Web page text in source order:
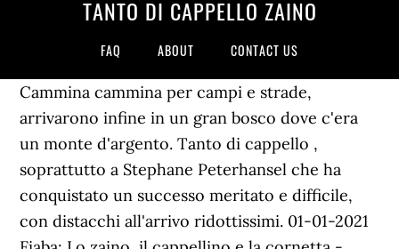
TANTO DI CAPPELLO ZAINO
FAQ ABOUT CONTACT US
Cammina cammina per campi e strade,
arrivarono infine in un gran bosco dove c'era
un monte d'argento. Tanto di cappello ,
soprattutto a Stephane Peterhansel che ha
conquistato un successo meritato e difficile,
con distacchi all'arrivo ridottissimi. 01-01-2021